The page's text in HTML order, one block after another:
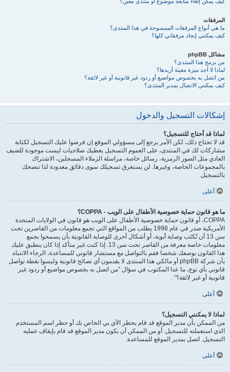
المرفقات
ما هي أنواع المرفقات الممسوحة في هذا المنتدى؟
كيف يمكنني إيجاد مرفقاتي كلها؟
مشاكل phpBB
من برمج هذا المنتدى؟
لماذا لا أجد ميزة معينة أريدها؟
من اتصل به بخصوص مواضيع أو ردود غير قانونية أو غير لائقة؟
كيف يمكنني الاتصال بمدير المنتدى؟
إشكالات التسجيل والدخول
لماذا قد أحتاج للتسجيل؟
قد لا تحتاج ذلك، لكن الأمر يرجع إلى مسؤولي الموقع إن فرضوا عليك التسجيل لكتابة
مشاركات لك في المنتدى، على العموم التسجيل يعطيك صلاحيات ليست موجودة للضيف
العادي مثل الصور الرمزية، رسائل خاصة، مراسلة الزملاء المسجلين، الاشتراك
بالمجموعات الخاصة، وغيرها. لن يستغرق تسجيلك سوى دقائق معدودة لذا ننصحك
بالتسجيل.
أعلى
ما هو قانون حماية خصوصية الأطفال على الويب - COPPA؟
COPPA، أو قانون حماية خصوصية الأطفال على الويب هو قانون في الولايات المتحدة
الأمريكية صدر في عام 1998 يطلب من المواقع التي تجمع معلومات من القاصرين تحت
سن 13 أن تُكتَب وصاية أبوية، أو أشكال أخرى للوصاية القانونية بأن يسمحوا بجمع
معلومات خاصة معرفة من القاصر تحت سن 13. إذا كنت غير متأكد إذا كان ينطبق عليك
هذا القانون بوصفك شخصا فقم بالتواصل مع مستشار قانوني للمساعدة، الرجاء الانتباه
بأن شركة phpBB أو مالكي هذا المنتدى لا يقدمون أي نصائح قانونية وليسوا نقطة تواصل
قانوني بأي نوع، ما عدا المكتوب في سؤال ”من اتصل به بخصوص مواضيع أو ردود غير
قانونية أو غير لائقة؟“ .
أعلى
لماذا لا يمكنني التسجيل؟
من الممكن بأن مدير الموقع قد قام بحظر الآي بي الخاص بك أو حظر اسم المستخدم
الذي استعملته للتسجيل. أو من الممكن أن يكون مدير الموقع قد قام بإيقاف عمليه
التسجيل. اتصل بمدير الموقع للمساعدة.
أعلى